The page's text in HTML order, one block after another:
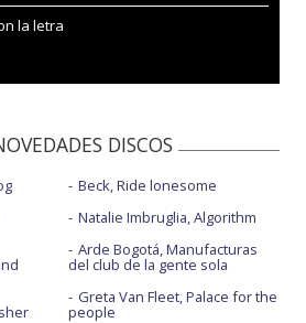
la letra
DISCOS
Beck, Ride lonesome
Natalie Imbruglia, Algorithm
Arde Bogotá, Manufacturas
del club de la gente sola
Greta Van Fleet, Palace for the
people